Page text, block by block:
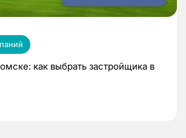
как выбрать застройщика в